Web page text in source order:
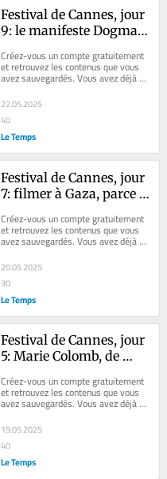
Festival de Cannes, jour
9: le manifeste Dogma
humain avant tout, loin
de l’IA
Créez-vous un compte gratuitement
et retrouvez les contenus que vous
avez sauvegardés. Vous avez déjà un
compte ? Se connecter Faites plaisir
à...
22.05.2025
40
Le Temps
Festival de Cannes, jour
7: filmer à Gaza, parce
crime
Créez-vous un compte gratuitement
et retrouvez les contenus que vous
avez sauvegardés. Vous avez déjà un
compte ? Se connecter Faites plaisir
à...
20.05.2025
30
Le Temps
Festival de Cannes, jour
5: Marie Colomb, de
Trophée Chopard
Créez-vous un compte gratuitement
et retrouvez les contenus que vous
avez sauvegardés. Vous avez déjà un
compte ? Se connecter Faites plaisir
à...
19.05.2025
40
Le Temps